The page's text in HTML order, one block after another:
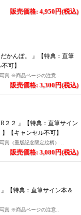
販売価格: 4,950円(税込)
かんぼ。 』【特典：直筆
可】
真 ※商品ページの注意..
販売価格: 3,300円(税込)
２２ 』【特典：直筆サイン
【キャンセル不可】
真（重版記念限定絵柄） ..
販売価格: 3,080円(税込)
【特典：直筆サイン本＆
真 ※商品ページの注意..